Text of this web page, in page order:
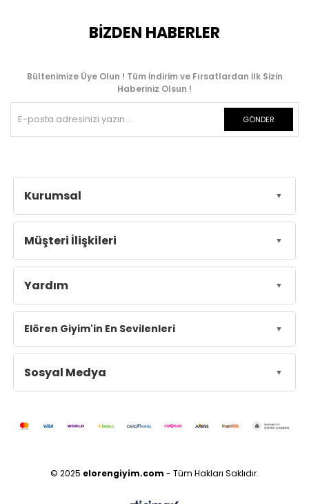
BİZDEN HABERLER
Bültenimize Üye Olun ! Tüm İndirim ve Fırsatlardan İlk Sizin
Haberiniz Olsun !
GÖNDER
Kurumsal
Müşteri İlişkileri
Yardım
Elören Giyim'in En Sevilenleri
Sosyal Medya
© 2025 elorengiyim.com - Tüm Hakları Saklıdır.